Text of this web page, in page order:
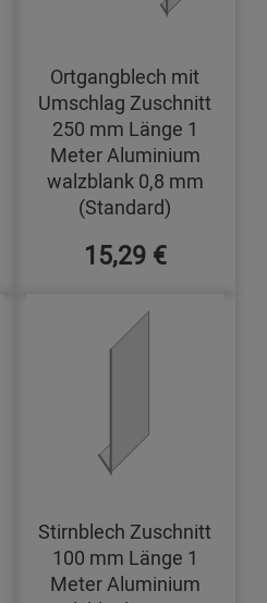
Ortgangblech mit
Umschlag Zuschnitt
250 mm Länge 1
Meter Aluminium
walzblank 0,8 mm
(Standard)
15,29 €
Stirnblech Zuschnitt
100 mm Länge 1
Meter Aluminium